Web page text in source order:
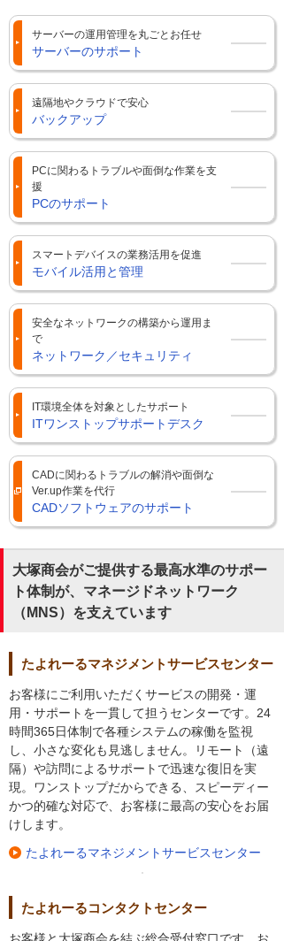
サーバーの運用管理を丸ごとお任せ
サーバーのサポート
遠隔地やクラウドで安心
バックアップ
PCに関わるトラブルや面倒な作業を支
援
PCのサポート
スマートデバイスの業務活用を促進
モバイル活用と管理
安全なネットワークの構築から運用ま
で
ネットワーク／セキュリティ
IT環境全体を対象としたサポート
ITワンストップサポートデスク
CADに関わるトラブルの解消や面倒な
Ver.up作業を代行
CADソフトウェアのサポート
大塚商会がご提供する最高水準のサポー
ト体制が、マネージドネットワーク
（MNS）を支えています
たよれーるマネジメントサービスセンター
お客様にご利用いただくサービスの開発・運
用・サポートを一貫して担うセンターです。24
時間365日体制で各種システムの稼働を監視
し、小さな変化も見逃しません。リモート（遠
隔）や訪問によるサポートで迅速な復旧を実
現。ワンストップだからできる、スピーディー
かつ的確な対応で、お客様に最高の安心をお届
けします。
たよれーるマネジメントサービスセンター
たよれーるコンタクトセンター
お客様と大塚商会を結ぶ総合受付窓口です。お